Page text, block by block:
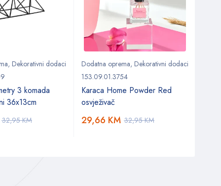
, Dekorativni dodaci
3 komada
36x13cm
32,95KM
Dodatna oprema, Dekorativni dodaci
153.09.01.3754
Karaca Home Powder Red
osvježivač
32,95KM
29,66 KM